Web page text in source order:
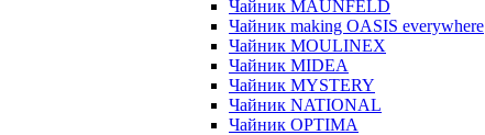
Чайник MAUNFELD
Чайник making OASIS everywhere
Чайник MOULINEX
Чайник MIDEA
Чайник MYSTERY
Чайник NATIONAL
Чайник OPTIMA